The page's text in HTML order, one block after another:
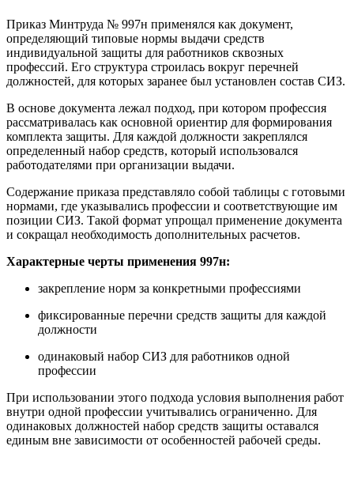
Приказ Минтруда № 997н применялся как документ,
определяющий типовые нормы выдачи средств
индивидуальной защиты для работников сквозных
профессий. Его структура строилась вокруг перечней
должностей, для которых заранее был установлен состав СИЗ.
В основе документа лежал подход, при котором профессия
рассматривалась как основной ориентир для формирования
комплекта защиты. Для каждой должности закреплялся
определенный набор средств, который использовался
работодателями при организации выдачи.
Содержание приказа представляло собой таблицы с готовыми
нормами, где указывались профессии и соответствующие им
позиции СИЗ. Такой формат упрощал применение документа
и сокращал необходимость дополнительных расчетов.
Характерные черты применения 997н:
закрепление норм за конкретными профессиями
фиксированные перечни средств защиты для каждой
должности
одинаковый набор СИЗ для работников одной
профессии
При использовании этого подхода условия выполнения работ
внутри одной профессии учитывались ограниченно. Для
одинаковых должностей набор средств защиты оставался
единым вне зависимости от особенностей рабочей среды.